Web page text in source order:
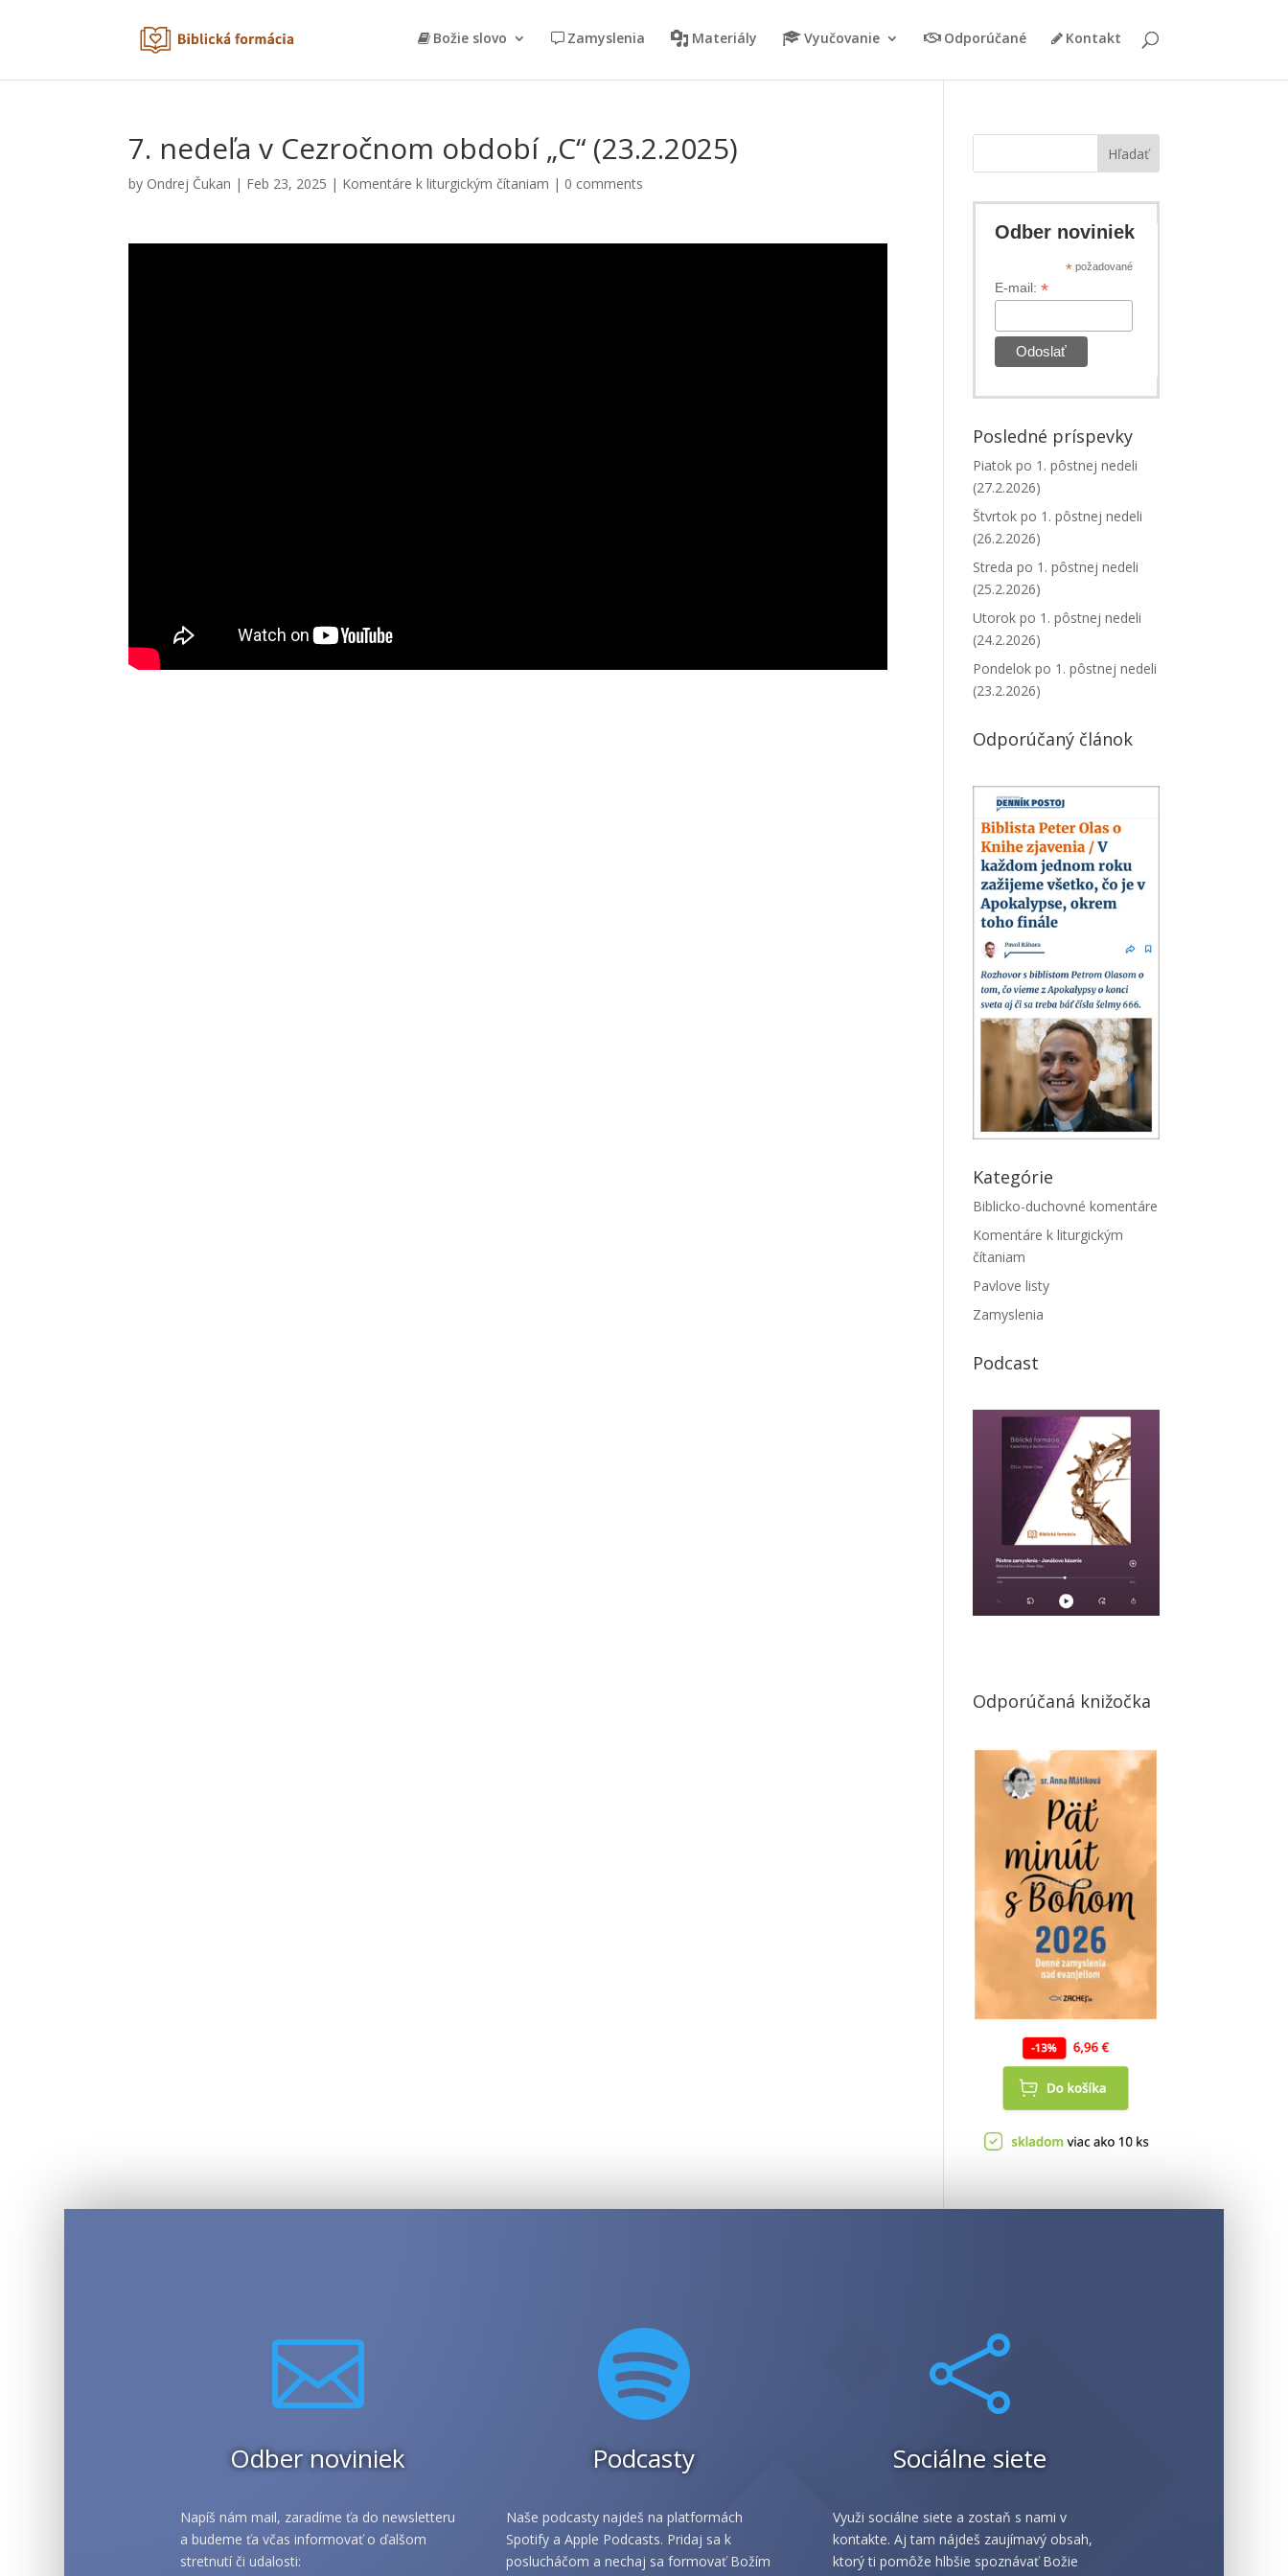
Božie slovo Zamyslenia Materiály Vyučovanie Odporúčané Kontakt
7. nedeľa v Cezročnom období „C“ (23.2.2025)
by Ondrej Čukan | Feb 23, 2025 | Komentáre k liturgickým čítaniam | 0 comments
Hľadať
Odber noviniek
* požadované
E-mail:*
Posledné príspevky
Piatok po 1. pôstnej nedeli
(27.2.2026)
Štvrtok po 1. pôstnej nedeli
(26.2.2026)
Streda po 1. pôstnej nedeli
(25.2.2026)
Utorok po 1. pôstnej nedeli
(24.2.2026)
Pondelok po 1. pôstnej nedeli
(23.2.2026)
Odporúčaný článok
Kategórie
Biblicko-duchovné komentáre
Komentáre k liturgickým
čítaniam
Pavlove listy
Zamyslenia
Podcast
Odporúčaná knižočka

Odber noviniek
Napíš nám mail, zaradíme ťa do newsletteru
a budeme ťa včas informovať o ďalšom
stretnutí či udalosti:

Podcasty
Naše podcasty najdeš na platformách
Spotify a Apple Podcasts. Pridaj sa k
poslucháčom a nechaj sa formovať Božím

Sociálne siete
Využi sociálne siete a zostaň s nami v
kontakte. Aj tam nájdeš zaujímavý obsah,
ktorý ti pomôže hlbšie spoznávať Božie